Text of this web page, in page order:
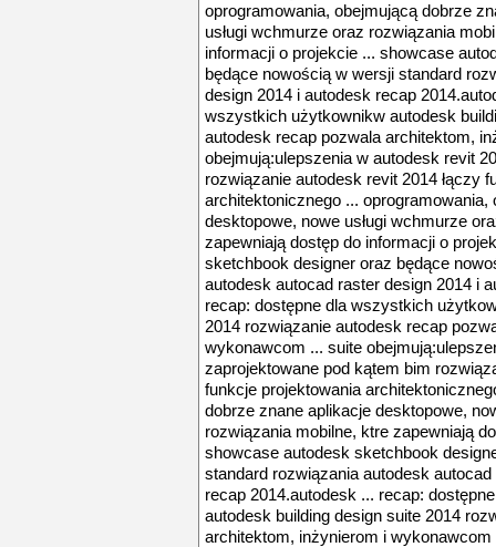
oprogramowania, obejmującą dobrze
usługi wchmurze oraz rozwiązania
informacji o projekcie ... showcase
będące nowością w wersji standard
design 2014 i autodesk recap
wszystkich użytkownikw autodesk
autodesk recap pozwala architektom,
obejmują:ulepszenia w autodesk revit
rozwiązanie autodesk revit 2014 łączy
architektonicznego ...
desktopowe, nowe usługi wchmurze
zapewniają dostęp do informacji o
sketchbook designer oraz będące
autodesk autocad raster design 2014 i
recap: dostępne dla wszystkich
2014 rozwiązanie autodesk recap
wykonawcom ... suite
zaprojektowane pod kątem bim
funkcje projektowania
dobrze znane aplikacje desktopowe,
rozwiązania mobilne, ktre zapewniają
showcase autodesk sketchbook
standard rozwiązania autodesk
recap 2014.autodesk ... recap:
autodesk building design suite 2014
architektom, inżynierom i